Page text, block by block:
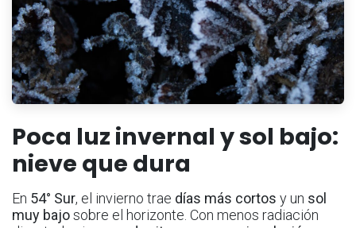
Poca luz invernal y sol bajo:
nieve que dura
En 54° Sur, el invierno trae días más cortos y un sol
muy bajosobre el horizonte. Con menos radiación